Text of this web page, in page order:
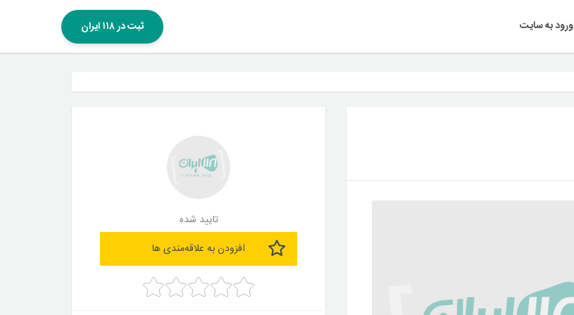
ورود به سایت ثبت در ۱۱۸ ایران
تایید شده
افزودن به علاقه‌مندی ها